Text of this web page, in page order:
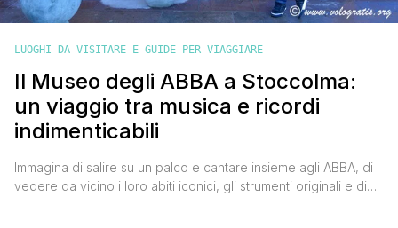
LUOGHI DA VISITARE E GUIDE PER VIAGGIARE
Il Museo degli ABBA a Stoccolma:
un viaggio tra musica e ricordi
indimenticabili
Immagina di salire su un palco e cantare insieme agli ABBA, di
vedere da vicino i loro abiti iconici, gli strumenti originali e di